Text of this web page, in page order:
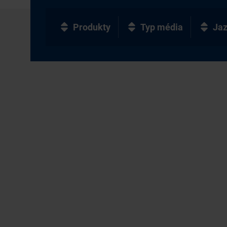
Produkty Typ média